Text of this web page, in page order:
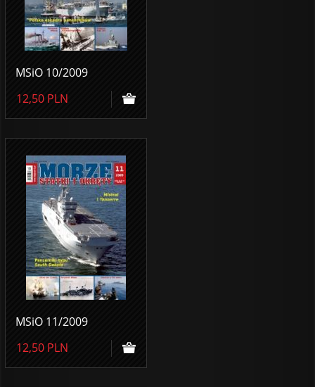
MSiO 10/2009
12,50 PLN
MSiO 11/2009
12,50 PLN